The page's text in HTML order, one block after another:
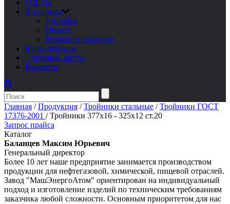
ГОСТы
Логистика
Доставка
Оплата
Возврат и гарантии
Наши объекты
Опросные листы
Контакты
Главная /Продукция /Тройники стальные /Тройники ГОСТ
17376-2001 /Тройники 377х16 - 325х12 ст.20
Запрос прайса
Каталог
Баланцев Максим Юрьевич
Генеральный директор
Более 10 лет наше предприятие занимается производством
продукции для нефтегазовой, химической, пищевой отраслей.
Завод "МашЭнергоАтом" ориентирован на индивидуальный
подход и изготовление изделий по техническим требованиям
заказчика любой сложности. Основным приоритетом для нас